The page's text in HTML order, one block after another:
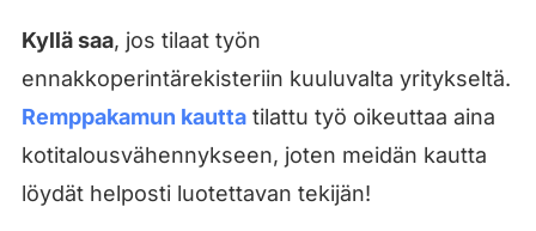
Kyllä saa, jos tilaat työn
ennakkoperintärekisteriin kuuluvalta yritykseltä.
Remppakamun kauttatilattu työ oikeuttaa aina
kotitalousvähennykseen, joten meidän kautta
löydät helposti luotettavan tekijän!